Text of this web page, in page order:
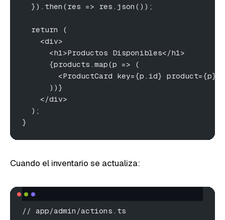
  }).then(res => res.json());
  return (
    <div>
      <h1>Productos Disponibles</h1>
      {products.map(p => (
<ProductCard key={p.id} product={p}
      ))}
    </div>
  );
}
Cuando el inventario se actualiza:
// app/admin/actions.ts